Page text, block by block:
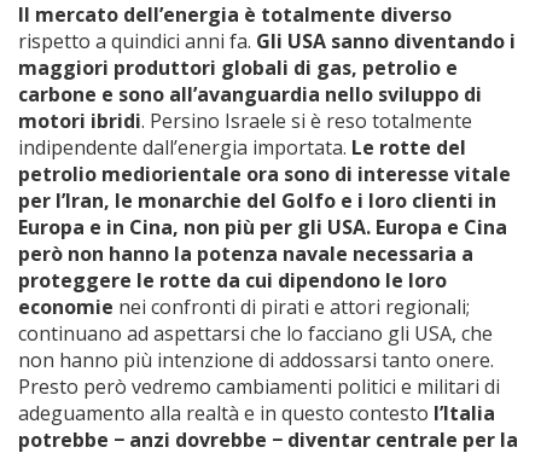
Il mercato dell’energia è totalmente diverso
rispetto a quindici anni fa. Gli USA sanno diventando i
maggiori produttori globali di gas, petrolio e
carbone e sono all’avanguardia nello sviluppo di
motori ibridi. Persino Israele si è reso totalmente
indipendente dall’energia importata. Le rotte del
petrolio mediorientale ora sono di interesse vitale
per l’Iran, le monarchie del Golfo e i loro clienti in
Europa e in Cina, non più per gli USA. Europa e Cina
però non hanno la potenza navale necessaria a
proteggere le rotte da cui dipendono le loro
economie nei confronti di pirati e attori regionali;
continuano ad aspettarsi che lo facciano gli USA, che
non hanno più intenzione di addossarsi tanto onere.
Presto però vedremo cambiamenti politici e militari di
adeguamento alla realtà e in questo contesto l’Italia
potrebbe − anzi dovrebbe − diventar centrale per la